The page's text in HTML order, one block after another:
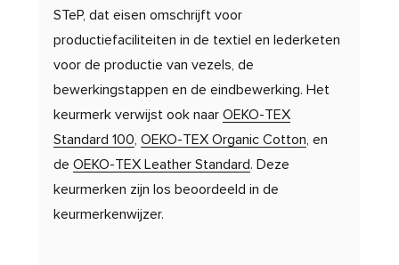
STeP, dat eisen omschrijft voor
productiefaciliteiten in de textiel en lederketen
voor de productie van vezels, de
bewerkingstappen en de eindbewerking. Het
keurmerk verwijst ook naar OEKO-TEX
Standard 100, OEKO-TEX Organic Cotton, en
de OEKO-TEX Leather Standard. Deze
keurmerken zijn los beoordeeld in de
keurmerkenwijzer.